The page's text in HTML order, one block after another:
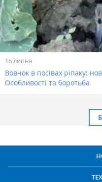
16 липня
Вовчок в посівах ріпаку:
Особливості та боротьба